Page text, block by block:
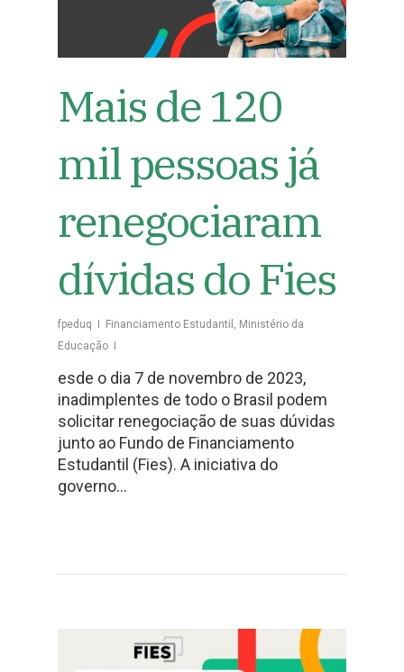
Mais de 120
mil pessoas já
renegociaram
dívidas do Fies
fpeduq Financiamento Estudantil , Ministério da
Educação
esde o dia 7 de novembro de 2023,
inadimplentes de todo o Brasil podem
solicitar renegociação de suas dúvidas
junto ao Fundo de Financiamento
Estudantil (Fies). A iniciativa do
governo…